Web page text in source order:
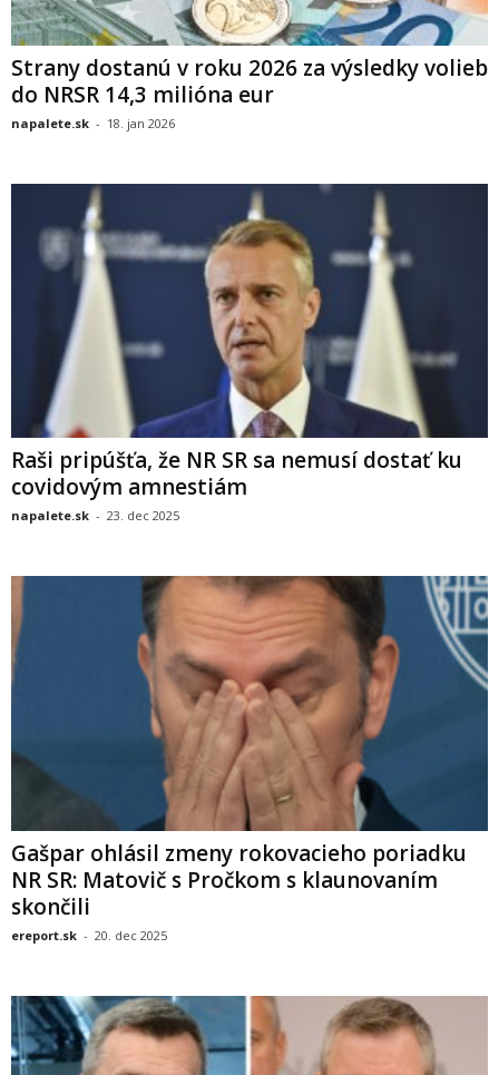
Strany dostanú v roku 2026 za výsledky volieb
do NRSR 14,3 milióna eur
napalete.sk - 18. jan 2026
Raši pripúšťa, že NR SR sa nemusí dostať ku
covidovým amnestiám
napalete.sk - 23. dec 2025
Gašpar ohlásil zmeny rokovacieho poriadku
NR SR: Matovič s Pročkom s klaunovaním
skončili
ereport.sk - 20. dec 2025